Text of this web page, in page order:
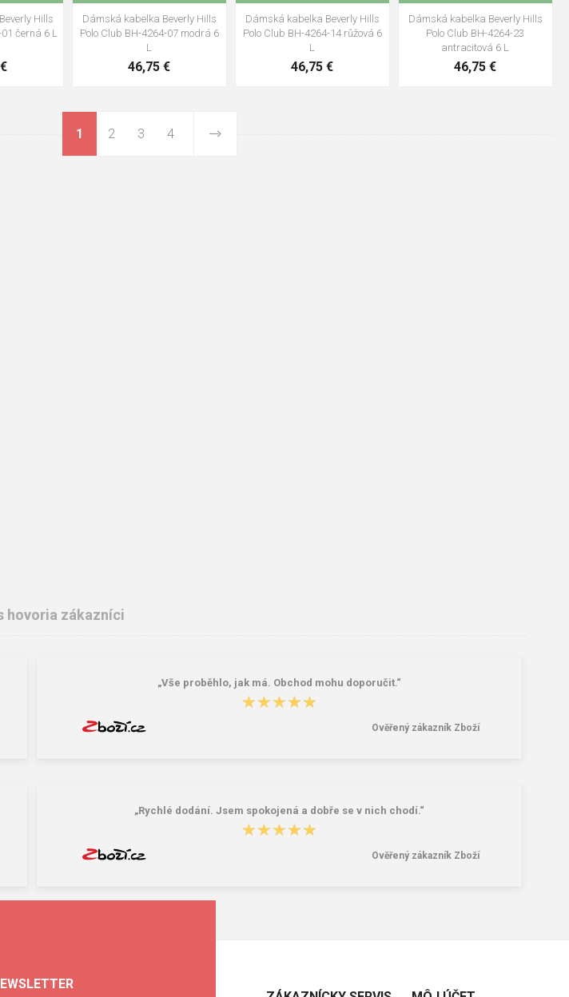
Hills
černá 6 L
Dámská kabelka Beverly Hills
Polo Club BH-4264-07 modrá 6
L
46,75 €
Dámská kabelka Beverly Hills
Polo Club BH-4264-14 růžová 6
L
46,75 €
Dámská kabelka Beverly Hills
Polo Club BH-4264-23
antracitová 6 L
46,75 €
1 2 3 4
hovoria zákazníci
„Vše proběhlo, jak má. Obchod mohu doporučit.“
★★★★★
★★★★★
Ověřený zákazník Zboží
„Rychlé dodání. Jsem spokojená a dobře se v nich chodí.“
★★★★★
★★★★★
Ověřený zákazník Zboží